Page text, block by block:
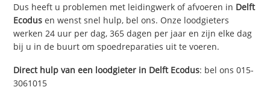
Dus heeft u problemen met leidingwerk of afvoeren in Delft
Ecodus en wenst snel hulp, bel ons. Onze loodgieters
werken 24 uur per dag, 365 dagen per jaar en zijn elke dag
bij u in de buurt om spoedreparaties uit te voeren.
Direct hulp van een loodgieter in Delft Ecodus: bel ons 015-
3061015